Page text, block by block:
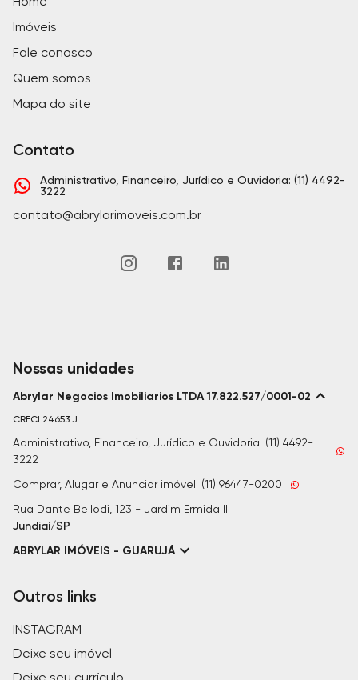
Imóveis
Fale conosco
Quem somos
Mapa do site
Contato
Administrativo, Financeiro, Jurídico e Ouvidoria: (11) 4492-
3222
contato@abrylarimoveis.com.br
Nossas unidades
Abrylar Negocios Imobiliarios LTDA 17.822.527/0001-02
CRECI 24653 J
Administrativo, Financeiro, Jurídico e Ouvidoria: (11) 4492-
3222
Comprar, Alugar e Anunciar imóvel: (11) 96447-0200
Rua Dante Bellodi, 123 - Jardim Ermida II
Jundiaí/SP
ABRYLAR IMÓVEIS - GUARUJÁ
Outros links
INSTAGRAM
Deixe seu imóvel